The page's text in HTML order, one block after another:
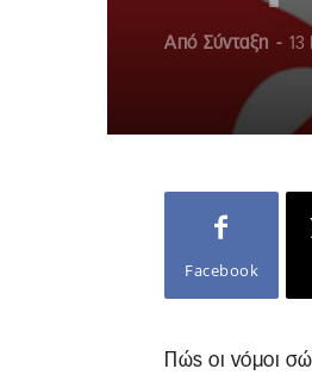
Από Σύνταξη - 13
Facebook
Πώς οι νόμοι